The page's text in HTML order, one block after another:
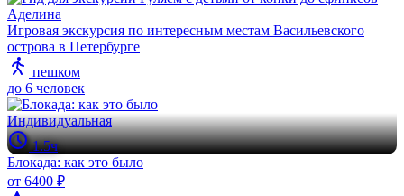
Аделина
Игровая экскурсия по интересным местам Васильевского
острова в Петербурге
пешком
до 6 человек
Индивидуальная
1.5ч
Блокада: как это было
от 6400 ₽